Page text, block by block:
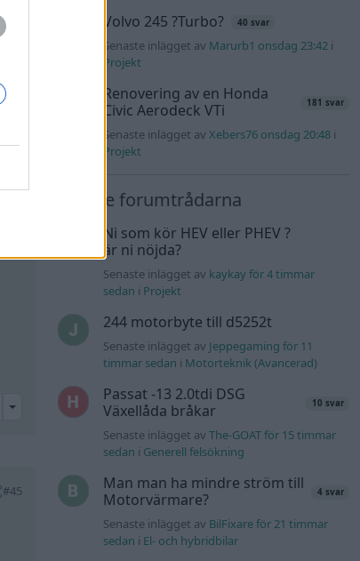
All reactions
#45
Volvo 245 ?Turbo? 40 svar
Senaste inlägget av Marurb1 onsdag 23:42 i
Projekt
Renovering av en Honda
Civic Aerodeck VTi
181 svar
Senaste inlägget avXebers76 onsdag 20:48 i
Projekt
Nyaste forumtrådarna
Ni som kör HEV eller PHEV ?
är ni nöjda?
Senaste inlägget av kaykay för 4 timmar
sedan i Projekt
244 motorbyte till d5252t
Senaste inlägget av Jeppegaming för 11
timmar sedan i Motorteknik (Avancerad)
Passat -13 2.0tdi DSG
Växellåda bråkar
10 svar
Senaste inlägget avThe-GOAT för 15 timmar
sedan i Generell felsökning
Man man ha mindre ström till
Motorvärmare?
4 svar
Senaste inlägget av BilFixare för 21 timmar
sedan i El- och hybridbilar